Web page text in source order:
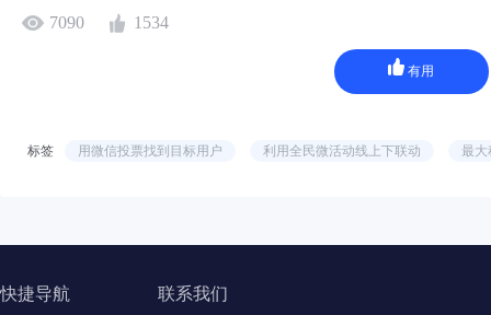
7090 1534
有用
标签 用微信投票找到目标用户 利用全民微活动线上下联动 最
快捷导航 联系我们